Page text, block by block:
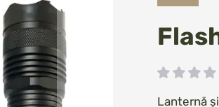
Rating:
Lanternă